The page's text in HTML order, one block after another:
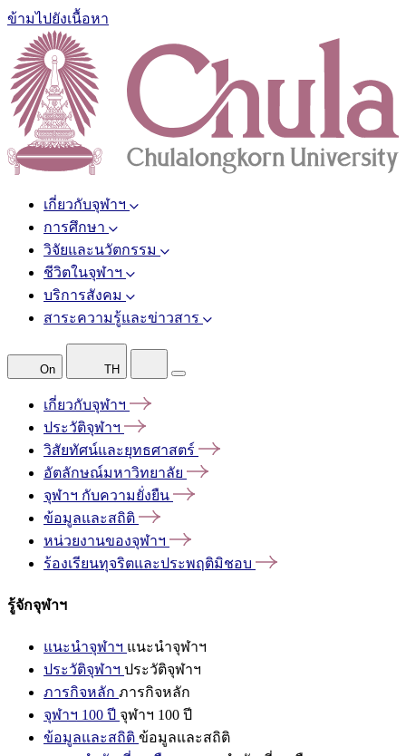
ข้ามไปยังเนื้อหา
เกี่ยวกับจุฬาฯ
การศึกษา
วิจัยและนวัตกรรม
ชีวิตในจุฬาฯ
บริการสังคม
สาระความรู้และข่าวสาร
On TH
เกี่ยวกับจุฬาฯ
ประวัติจุฬาฯ
วิสัยทัศน์และยุทธศาสตร์
อัตลักษณ์มหาวิทยาลัย
จุฬาฯ กับความยั่งยืน
ข้อมูลและสถิติ
หน่วยงานของจุฬาฯ
ร้องเรียนทุจริตและประพฤติมิชอบ
รู้จักจุฬาฯ
แนะนำจุฬาฯ แนะนำจุฬาฯ
ประวัติจุฬาฯ ประวัติจุฬาฯ
ภารกิจหลัก ภารกิจหลัก
จุฬาฯ 100 ปี จุฬาฯ 100 ปี
ข้อมูลและสถิติ ข้อมูลและสถิติ